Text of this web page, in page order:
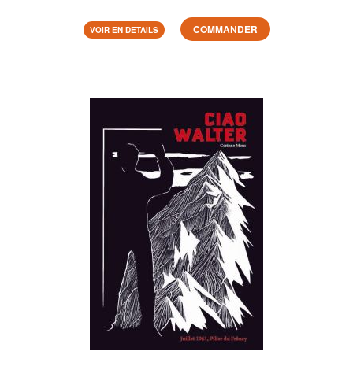
VOIR EN DETAILS COMMANDER